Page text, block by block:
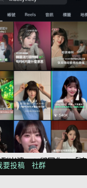
崩潰，AI卻回你：「這
」這些正能量滿滿的
要投稿 社群